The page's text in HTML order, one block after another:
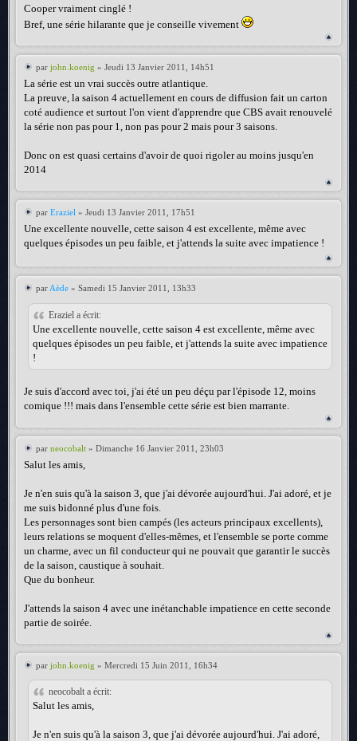
Cooper vraiment cinglé !
Bref, une série hilarante que je conseille vivement
par john.koenig » Jeudi 13 Janvier 2011, 14h51
La série est un vrai succès outre atlantique.
La preuve, la saison 4 actuellement en cours de diffusion fait un carton
coté audience et surtout l'on vient d'apprendre que CBS avait renouvelé
la série non pas pour 1, non pas pour 2 mais pour 3 saisons.
Donc on est quasi certains d'avoir de quoi rigoler au moins jusqu'en
2014
par Eraziel » Jeudi 13 Janvier 2011, 17h51
Une excellente nouvelle, cette saison 4 est excellente, même avec
quelques épisodes un peu faible, et j'attends la suite avec impatience !
par Aède » Samedi 15 Janvier 2011, 13h33
Eraziel a écrit:
Une excellente nouvelle, cette saison 4 est excellente, même avec
quelques épisodes un peu faible, et j'attends la suite avec impatience
!
Je suis d'accord avec toi, j'ai été un peu déçu par l'épisode 12, moins
comique !!! mais dans l'ensemble cette série est bien marrante.
par neocobalt » Dimanche 16 Janvier 2011, 23h03
Salut les amis,
Je n'en suis qu'à la saison 3, que j'ai dévorée aujourd'hui. J'ai adoré, et je
me suis bidonné plus d'une fois.
Les personnages sont bien campés (les acteurs principaux excellents),
leurs relations se moquent d'elles-mêmes, et l'ensemble se porte comme
un charme, avec un fil conducteur qui ne pouvait que garantir le succès
de la saison, caustique à souhait.
Que du bonheur.
J'attends la saison 4 avec une inétanchable impatience en cette seconde
partie de soirée.
par john.koenig » Mercredi 15 Juin 2011, 16h34
neocobalt a écrit:
Salut les amis,
Je n'en suis qu'à la saison 3, que j'ai dévorée aujourd'hui. J'ai adoré,